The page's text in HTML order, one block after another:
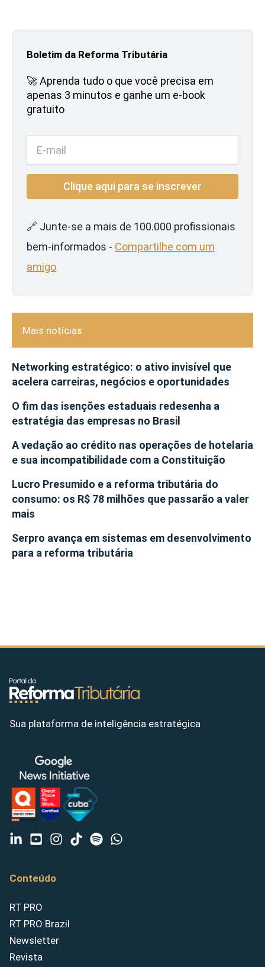
Boletim da Reforma Tributária
🚀 Aprenda tudo o que você precisa em
apenas 3 minutos e ganhe um e-book
gratuito
🔗 Junte-se a mais de 100.000 profissionais
bem-informados - Compartilhe com um
amigo
Mais notícias
Networking estratégico: o ativo invisível que
acelera carreiras, negócios e oportunidades
O fim das isenções estaduais redesenha a
estratégia das empresas no Brasil
A vedação ao crédito nas operações de hotelaria
e sua incompatibilidade com a Constituição
Lucro Presumido e a reforma tributária do
consumo: os R$ 78 milhões que passarão a valer
mais
Serpro avança em sistemas em desenvolvimento
para a reforma tributária
Sua plataforma de inteligência estratégica
Conteúdo
RT PRO
RT PRO Brazil
Newsletter
Revista